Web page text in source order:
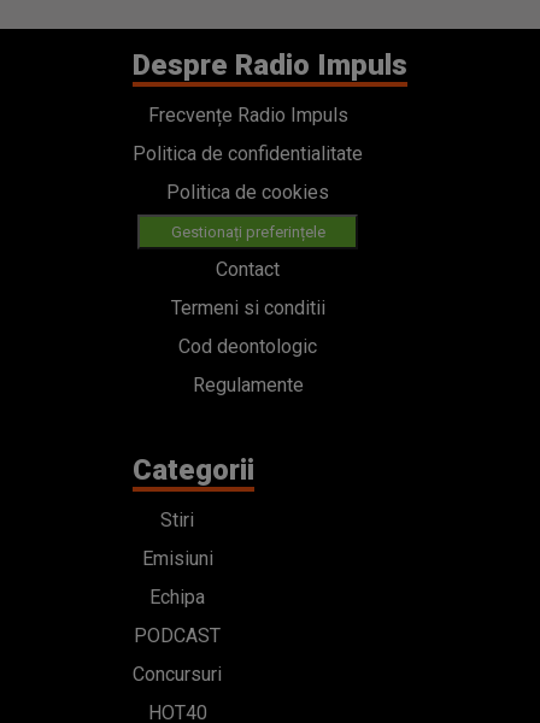
Despre Radio Impuls
Frecvențe Radio Impuls
Politica de confidentialitate
Politica de cookies
Gestionați preferințele
Contact
Termeni si conditii
Cod deontologic
Regulamente
Categorii
Stiri
Emisiuni
Echipa
PODCAST
Concursuri
HOT40